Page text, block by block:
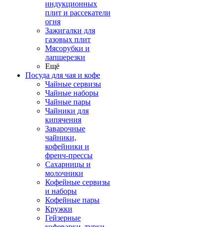
индукционных
плит и рассекатели
огня
Зажигалки для
газовых плит
Мясорубки и
лапшерезки
Ещё
Посуда для чая и кофе
Чайные сервизы
Чайные наборы
Чайные пары
Чайники для
кипячения
Заварочные
чайники,
кофейники и
френч-прессы
Сахарницы и
молочники
Кофейные сервизы
и наборы
Кофейные пары
Кружки
Гейзерные